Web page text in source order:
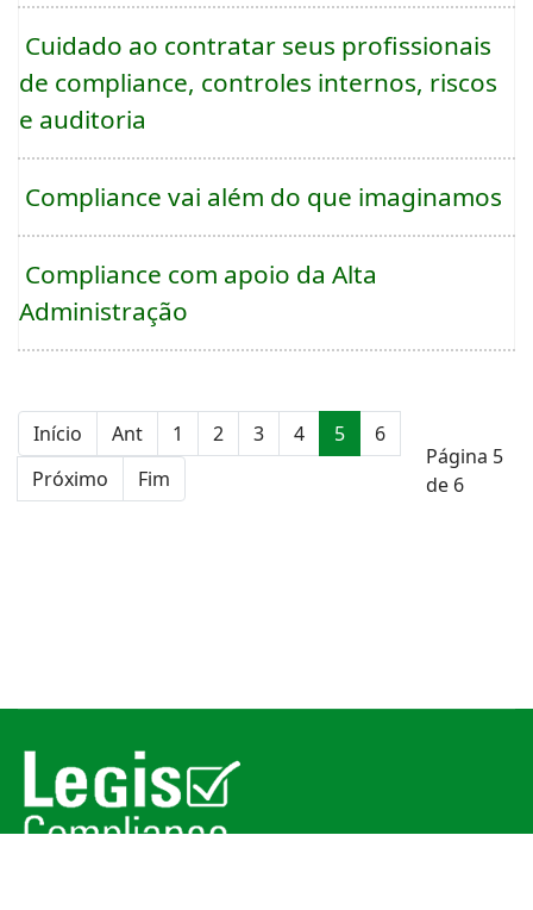
Cuidado ao contratar seus profissionais
de compliance, controles internos, riscos
e auditoria
Compliance vai além do que imaginamos
Compliance com apoio da Alta
Administração
Início Ant 1 2 3 4 5
6
Próximo
Fim
Página 5
de 6